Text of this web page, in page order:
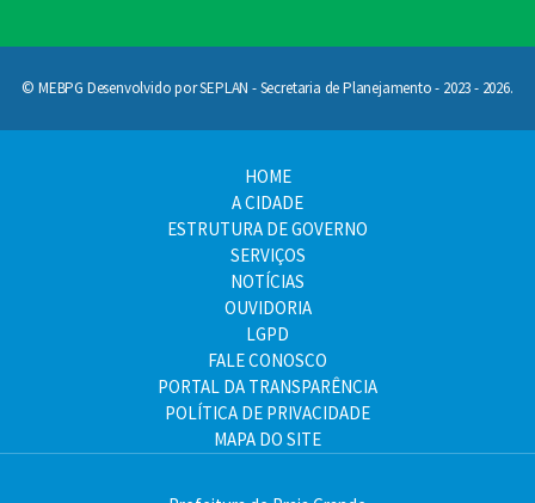
© MEBPG Desenvolvido por SEPLAN - Secretaria de Planejamento - 2023 - 2026.
HOME
A CIDADE
ESTRUTURA DE GOVERNO
SERVIÇOS
NOTÍCIAS
OUVIDORIA
LGPD
FALE CONOSCO
PORTAL DA TRANSPARÊNCIA
POLÍTICA DE PRIVACIDADE
MAPA DO SITE